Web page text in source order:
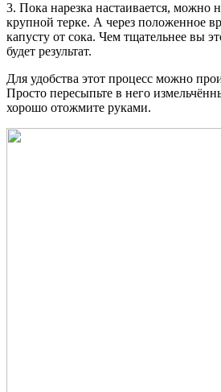
3. Пока нарезка настаивается, можно
крупной терке. А через положенное
капусту от сока. Чем тщательнее вы
будет результат.
Для удобства этот процесс можно
Просто пересыпьте в него
хорошо отожмите руками.